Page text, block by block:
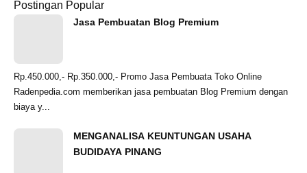
Postingan Popular
Jasa Pembuatan Blog Premium
Rp.450.000,- Rp.350.000,- Promo Jasa Pembuata Toko Online
Radenpedia.com memberikan jasa pembuatan Blog Premium dengan
biaya y...
MENGANALISA KEUNTUNGAN USAHA
BUDIDAYA PINANG